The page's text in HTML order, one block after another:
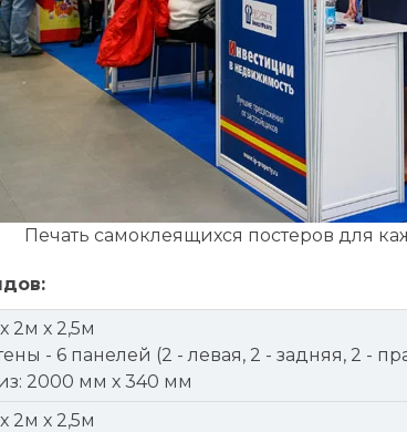
Печать самоклеящихся постеров для
2м х 2,5м
- 6 панелей (2 - левая, 2 - задняя, 2 -
2000 мм х 340 мм
2м х 2,5м